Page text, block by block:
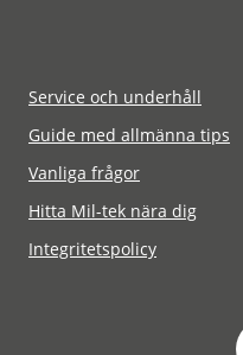
Service och underhåll
Guide med allmänna tips
Vanliga frågor
Hitta Mil-tek nära dig
Integritetspolicy